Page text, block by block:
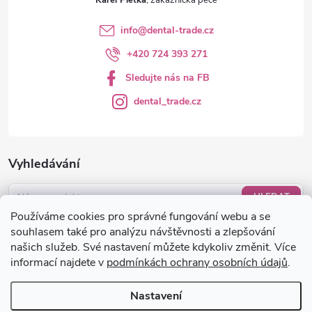
Používáme cookies pro správné fungování webu a se
souhlasem také pro analýzu návštěvnosti a zlepšování
našich služeb. Své nastavení můžete kdykoliv změnit. Více
informací najdete v podmínkách ochrany osobních údajů.
Nastavení
Vyhledávání
HLEDAT
Nákupní košík
0KS /0 KČ
info@dental-trade.cz
+420 724 393 271
Sledujte nás na FB
dental_trade.cz